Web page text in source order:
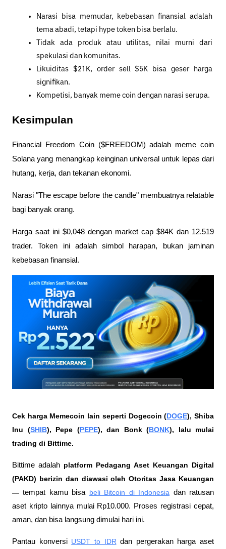
Narasi bisa memudar, kebebasan finansial adalah
tema abadi, tetapi hype token bisa berlalu.
Tidak ada produk atau utilitas, nilai murni dari
spekulasi dan komunitas.
Likuiditas $21K, order sell $5K bisa geser harga
signifikan.
Kompetisi, banyak meme coin dengan narasi serupa.
Kesimpulan
Financial Freedom Coin ($FREEDOM) adalah meme coin
Solana yang menangkap keinginan universal untuk lepas dari
hutang, kerja, dan tekanan ekonomi.
Narasi "The escape before the candle" membuatnya relatable
bagi banyak orang.
Harga saat ini $0,048 dengan market cap $84K dan 12.519
trader. Token ini adalah simbol harapan, bukan jaminan
kebebasan finansial.
Cek harga Memecoin lain seperti Dogecoin (DOGE), Shiba
Inu (SHIB), Pepe (PEPE), dan Bonk (BONK), lalu mulai
trading di Bittime.
Bittime adalah platform Pedagang Aset Keuangan Digital
(PAKD) berizin dan diawasi oleh Otoritas Jasa Keuangan
— tempat kamu bisa beli Bitcoin di Indonesia dan ratusan
aset kripto lainnya mulai Rp10.000. Proses registrasi cepat,
aman, dan bisa langsung dimulai hari ini.
Pantau konversi USDT to IDR dan pergerakan harga aset